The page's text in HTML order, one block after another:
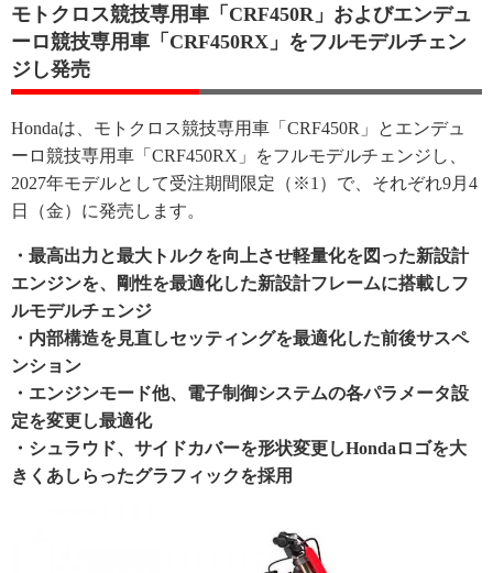
モトクロス競技専用車「CRF450R」およびエンデュ
ーロ競技専用車「CRF450RX」をフルモデルチェン
ジし発売
Hondaは、モトクロス競技専用車「CRF450R」とエンデュ
ーロ競技専用車「CRF450RX」をフルモデルチェンジし、
2027年モデルとして受注期間限定（※1）で、それぞれ9月4
日（金）に発売します。
・最高出力と最大トルクを向上させ軽量化を図った新設計
エンジンを、剛性を最適化した新設計フレームに搭載しフ
ルモデルチェンジ
・内部構造を見直しセッティングを最適化した前後サスペ
ンション
・エンジンモード他、電子制御システムの各パラメータ設
定を変更し最適化
・シュラウド、サイドカバーを形状変更しHondaロゴを大
きくあしらったグラフィックを採用